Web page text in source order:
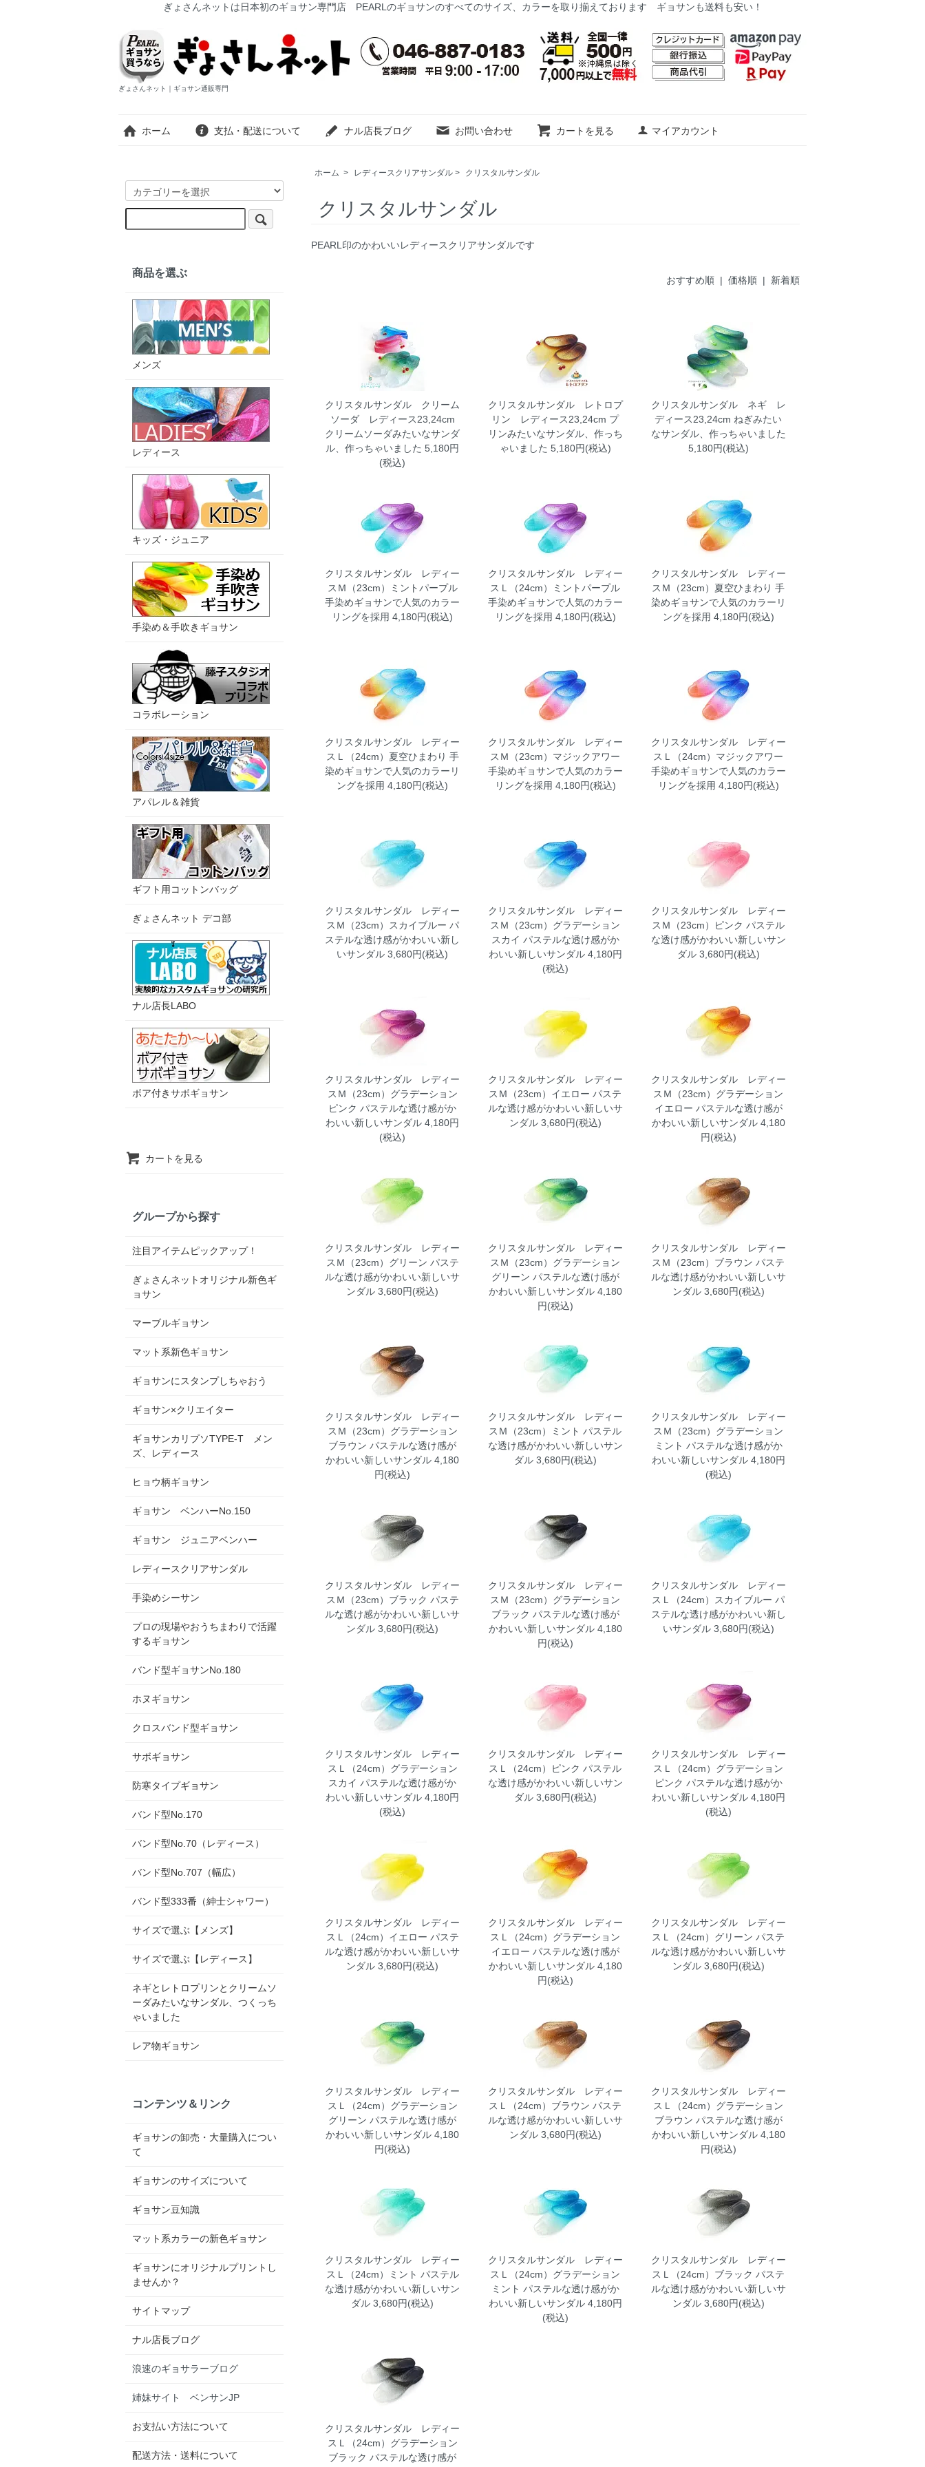
ぎょさんネットは日本初のギョサン専門店 PEARLのギョサンのすべてのサイズ、カラーを取り揃えております ギョサンも送料も安い！
ぎょさんネット｜ギョサン通販専門
ホーム 支払・配送について ナル店長ブログ お問い合わせ カートを見る マイアカウント
ホーム > レディースクリアサンダル > クリスタルサンダル
クリスタルサンダル
PEARL印のかわいいレディースクリアサンダルです
おすすめ順 | 価格順 | 新着順
クリスタルサンダル クリーム
ソーダ レディース23,24cm
クリームソーダみたいなサンダ
ル、作っちゃいました 5,180円
(税込)
クリスタルサンダル レトロプ
リン レディース23,24cm プ
リンみたいなサンダル、作っち
ゃいました 5,180円(税込)
クリスタルサンダル ネギ レ
ディース23,24cm ねぎみたい
なサンダル、作っちゃいました
5,180円(税込)
クリスタルサンダル レディー
スＭ（23cm）ミントパープル
手染めギョサンで人気のカラー
リングを採用 4,180円(税込)
クリスタルサンダル レディー
スＬ（24cm）ミントパープル
手染めギョサンで人気のカラー
リングを採用 4,180円(税込)
クリスタルサンダル レディー
スＭ（23cm）夏空ひまわり 手
染めギョサンで人気のカラーリ
ングを採用 4,180円(税込)
クリスタルサンダル レディー
スＬ（24cm）夏空ひまわり 手
染めギョサンで人気のカラーリ
ングを採用 4,180円(税込)
クリスタルサンダル レディー
スＭ（23cm）マジックアワー
手染めギョサンで人気のカラー
リングを採用 4,180円(税込)
クリスタルサンダル レディー
スＬ（24cm）マジックアワー
手染めギョサンで人気のカラー
リングを採用 4,180円(税込)
クリスタルサンダル レディー
スＭ（23cm）スカイブルー パ
ステルな透け感がかわいい新し
いサンダル 3,680円(税込)
クリスタルサンダル レディー
スＭ（23cm）グラデーション
スカイ パステルな透け感がか
わいい新しいサンダル 4,180円
(税込)
クリスタルサンダル レディー
スＭ（23cm）ピンク パステル
な透け感がかわいい新しいサン
ダル 3,680円(税込)
クリスタルサンダル レディー
スＭ（23cm）グラデーション
ピンク パステルな透け感がか
わいい新しいサンダル 4,180円
(税込)
クリスタルサンダル レディー
スＭ（23cm）イエロー パステ
ルな透け感がかわいい新しいサ
ンダル 3,680円(税込)
クリスタルサンダル レディー
スＭ（23cm）グラデーション
イエロー パステルな透け感が
かわいい新しいサンダル 4,180
円(税込)
クリスタルサンダル レディー
スＭ（23cm）グリーン パステ
ルな透け感がかわいい新しいサ
ンダル 3,680円(税込)
クリスタルサンダル レディー
スＭ（23cm）グラデーション
グリーン パステルな透け感が
かわいい新しいサンダル 4,180
円(税込)
クリスタルサンダル レディー
スＭ（23cm）ブラウン パステ
ルな透け感がかわいい新しいサ
ンダル 3,680円(税込)
クリスタルサンダル レディー
スＭ（23cm）グラデーション
ブラウン パステルな透け感が
かわいい新しいサンダル 4,180
円(税込)
クリスタルサンダル レディー
スＭ（23cm）ミント パステル
な透け感がかわいい新しいサン
ダル 3,680円(税込)
クリスタルサンダル レディー
スＭ（23cm）グラデーション
ミント パステルな透け感がか
わいい新しいサンダル 4,180円
(税込)
クリスタルサンダル レディー
スＭ（23cm）ブラック パステ
ルな透け感がかわいい新しいサ
ンダル 3,680円(税込)
クリスタルサンダル レディー
スＭ（23cm）グラデーション
ブラック パステルな透け感が
かわいい新しいサンダル 4,180
円(税込)
クリスタルサンダル レディー
スＬ（24cm）スカイブルー パ
ステルな透け感がかわいい新し
いサンダル 3,680円(税込)
クリスタルサンダル レディー
スＬ（24cm）グラデーション
スカイ パステルな透け感がか
わいい新しいサンダル 4,180円
(税込)
クリスタルサンダル レディー
スＬ（24cm）ピンク パステル
な透け感がかわいい新しいサン
ダル 3,680円(税込)
クリスタルサンダル レディー
スＬ（24cm）グラデーション
ピンク パステルな透け感がか
わいい新しいサンダル 4,180円
(税込)
クリスタルサンダル レディー
スＬ（24cm）イエロー パステ
ルな透け感がかわいい新しいサ
ンダル 3,680円(税込)
クリスタルサンダル レディー
スＬ（24cm）グラデーション
イエロー パステルな透け感が
かわいい新しいサンダル 4,180
円(税込)
クリスタルサンダル レディー
スＬ（24cm）グリーン パステ
ルな透け感がかわいい新しいサ
ンダル 3,680円(税込)
クリスタルサンダル レディー
スＬ（24cm）グラデーション
グリーン パステルな透け感が
かわいい新しいサンダル 4,180
円(税込)
クリスタルサンダル レディー
スＬ（24cm）ブラウン パステ
ルな透け感がかわいい新しいサ
ンダル 3,680円(税込)
クリスタルサンダル レディー
スＬ（24cm）グラデーション
ブラウン パステルな透け感が
かわいい新しいサンダル 4,180
円(税込)
クリスタルサンダル レディー
スＬ（24cm）ミント パステル
な透け感がかわいい新しいサン
ダル 3,680円(税込)
クリスタルサンダル レディー
スＬ（24cm）グラデーション
ミント パステルな透け感がか
わいい新しいサンダル 4,180円
(税込)
クリスタルサンダル レディー
スＬ（24cm）ブラック パステ
ルな透け感がかわいい新しいサ
ンダル 3,680円(税込)
クリスタルサンダル レディー
スＬ（24cm）グラデーション
ブラック パステルな透け感が
商品を選ぶ
メンズ
レディース
キッズ・ジュニア
手染め＆手吹きギョサン
コラボレーション
アパレル＆雑貨
ギフト用コットンバッグ
ぎょさんネット デコ部
ナル店長LABO
ボア付きサボギョサン
カートを見る
グループから探す
注目アイテムピックアップ！
ぎょさんネットオリジナル新色ギ
ョサン
マーブルギョサン
マット系新色ギョサン
ギョサンにスタンプしちゃおう
ギョサン×クリエイター
ギョサンカリプソTYPE-T メン
ズ、レディース
ヒョウ柄ギョサン
ギョサン ベンハーNo.150
ギョサン ジュニアベンハー
レディースクリアサンダル
手染めシーサン
プロの現場やおうちまわりで活躍
するギョサン
バンド型ギョサンNo.180
ホヌギョサン
クロスバンド型ギョサン
サボギョサン
防寒タイプギョサン
バンド型No.170
バンド型No.70（レディース）
バンド型No.707（幅広）
バンド型333番（紳士シャワー）
サイズで選ぶ【メンズ】
サイズで選ぶ【レディース】
ネギとレトロプリンとクリームソ
ーダみたいなサンダル、つくっち
ゃいました
レア物ギョサン
コンテンツ＆リンク
ギョサンの卸売・大量購入につい
て
ギョサンのサイズについて
ギョサン豆知識
マット系カラーの新色ギョサン
ギョサンにオリジナルプリントし
ませんか？
サイトマップ
ナル店長ブログ
浪速のギョサラーブログ
姉妹サイト ベンサンJP
お支払い方法について
配送方法・送料について